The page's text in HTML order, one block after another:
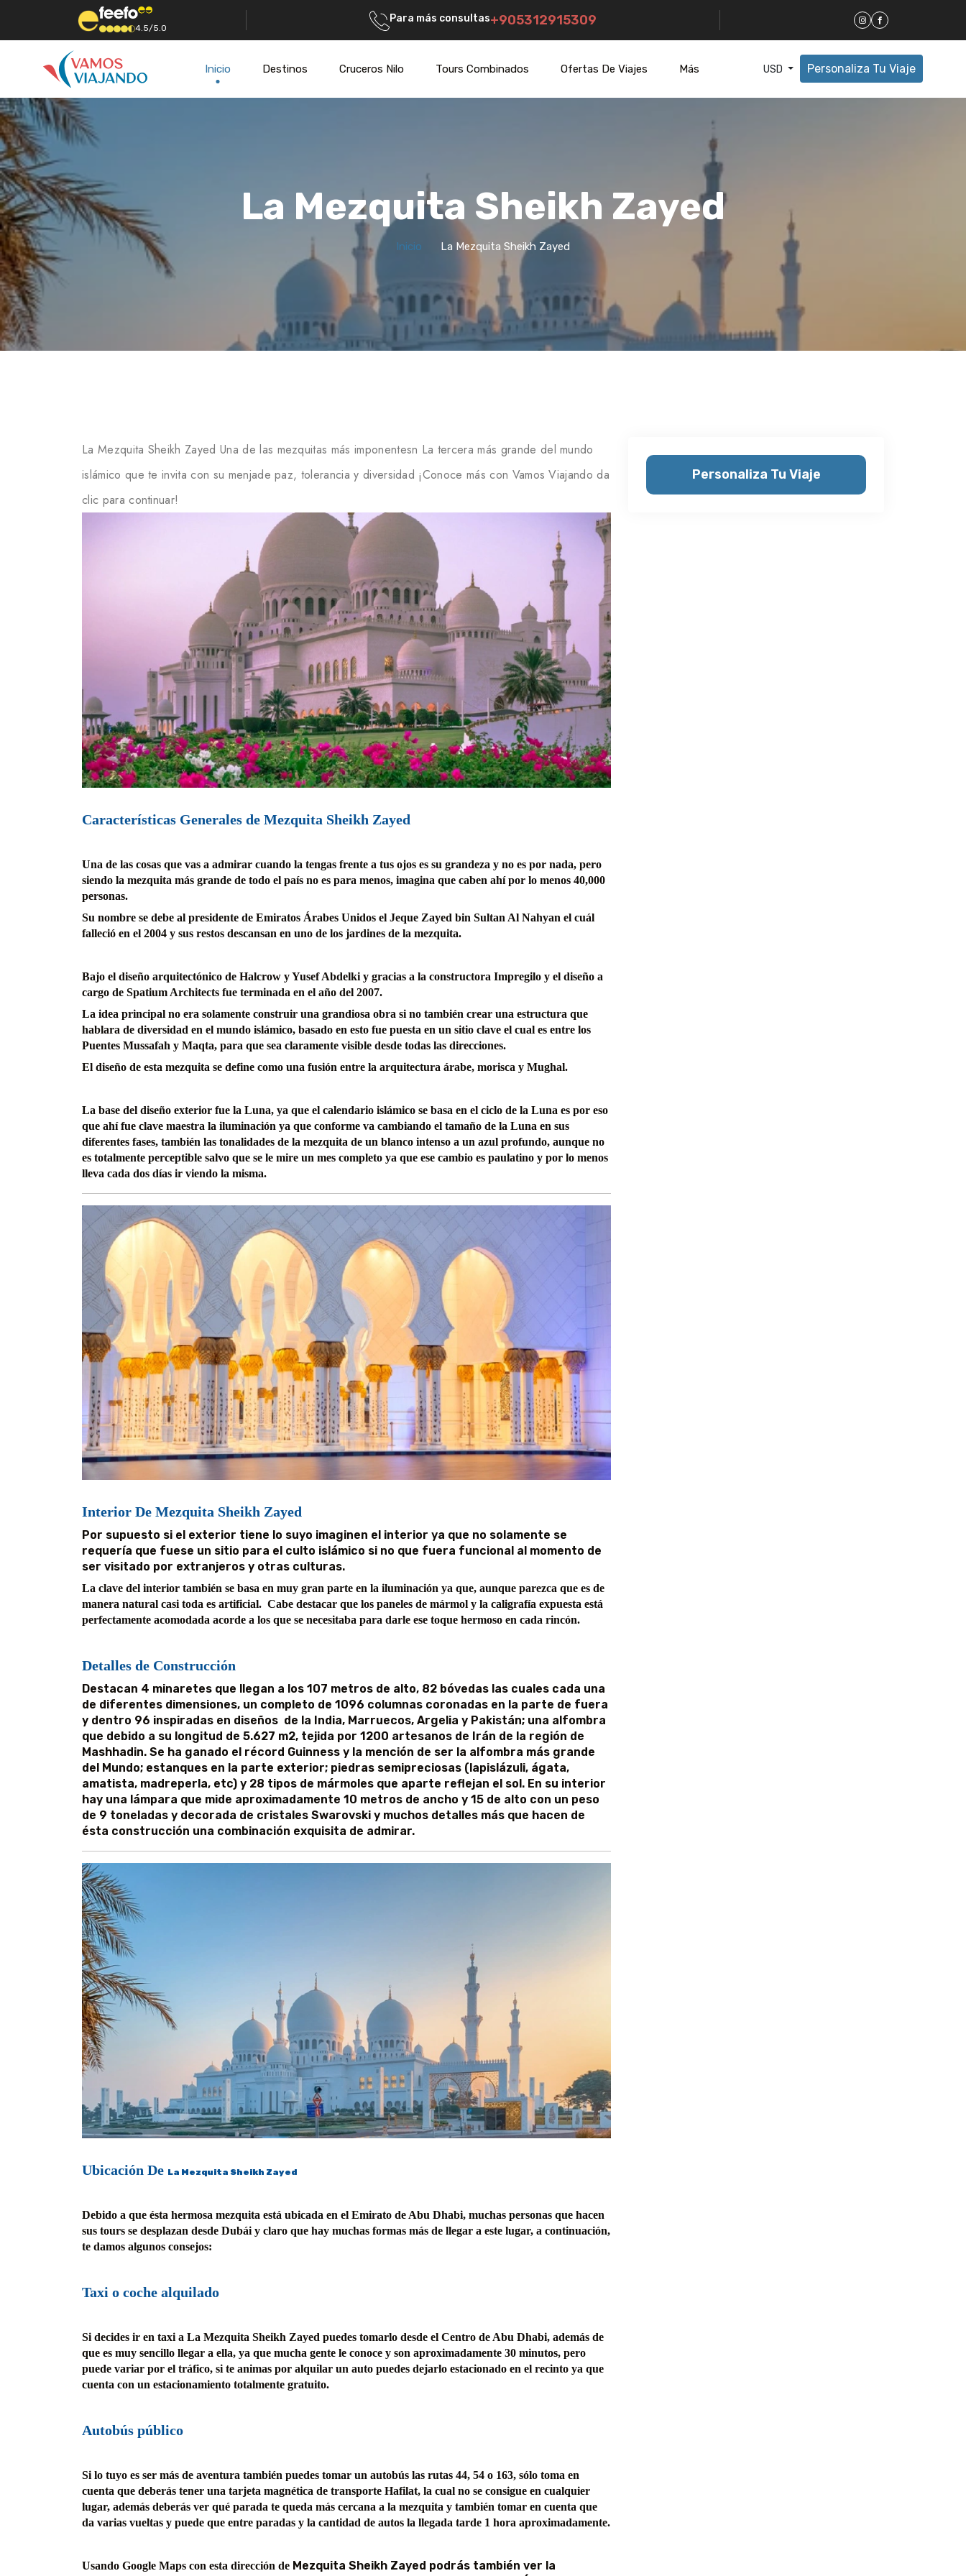
4.5/5.0
Para más consultas+905312915309
Inicio Destinos Cruceros Nilo Tours Combinados Ofertas De Viajes Más USD Personaliza Tu Viaje
La Mezquita Sheikh Zayed
Inicio La Mezquita Sheikh Zayed
La Mezquita Sheikh Zayed Una de las mezquitas más imponentesn La tercera más grande del mundo
islámico que te invita con su menjade paz, tolerancia y diversidad ¡Conoce más con Vamos Viajando da
clic para continuar!
Características Generales de Mezquita Sheikh Zayed
Una de las cosas que vas a admirar cuando la tengas frente a tus ojos es su grandeza y no es por nada, pero
siendo la mezquita más grande de todo el país no es para menos, imagina que caben ahí por lo menos 40,000
personas.
Su nombre se debe al presidente de Emiratos Árabes Unidos el Jeque Zayed bin Sultan Al Nahyan el cuál
falleció en el 2004 y sus restos descansan en uno de los jardines de la mezquita.
Bajo el diseño arquitectónico de Halcrow y Yusef Abdelki y gracias a la constructora Impregilo y el diseño a
cargo de Spatium Architects fue terminada en el año del 2007.
La idea principal no era solamente construir una grandiosa obra si no también crear una estructura que
hablara de diversidad en el mundo islámico, basado en esto fue puesta en un sitio clave el cual es entre los
Puentes Mussafah y Maqta, para que sea claramente visible desde todas las direcciones.
El diseño de esta mezquita se define como una fusión entre la arquitectura árabe, morisca y Mughal.
La base del diseño exterior fue la Luna, ya que el calendario islámico se basa en el ciclo de la Luna es por eso
que ahí fue clave maestra la iluminación ya que conforme va cambiando el tamaño de la Luna en sus
diferentes fases, también las tonalidades de la mezquita de un blanco intenso a un azul profundo, aunque no
es totalmente perceptible salvo que se le mire un mes completo ya que ese cambio es paulatino y por lo menos
lleva cada dos días ir viendo la misma.
Interior De Mezquita Sheikh Zayed
Por supuesto si el exterior tiene lo suyo imaginen el interior ya que no solamente se
requería que fuese un sitio para el culto islámico si no que fuera funcional al momento de
ser visitado por extranjeros y otras culturas.
La clave del interior también se basa en muy gran parte en la iluminación ya que, aunque parezca que es de
manera natural casi toda es artificial. Cabe destacar que los paneles de mármol y la caligrafía expuesta está
perfectamente acomodada acorde a los que se necesitaba para darle ese toque hermoso en cada rincón.
Detalles de Construcción
Destacan 4 minaretes que llegan a los 107 metros de alto, 82 bóvedas las cuales cada una
de diferentes dimensiones, un completo de 1096 columnas coronadas en la parte de fuera
y dentro 96 inspiradas en diseños de la India, Marruecos, Argelia y Pakistán; una alfombra
que debido a su longitud de 5.627 m2, tejida por 1200 artesanos de Irán de la región de
Mashhadin. Se ha ganado el récord Guinness y la mención de ser la alfombra más grande
del Mundo; estanques en la parte exterior; piedras semipreciosas (lapislázuli, ágata,
amatista, madreperla, etc) y 28 tipos de mármoles que aparte reflejan el sol. En su interior
hay una lámpara que mide aproximadamente 10 metros de ancho y 15 de alto con un peso
de 9 toneladas y decorada de cristales Swarovski y muchos detalles más que hacen de
ésta construcción una combinación exquisita de admirar.
Ubicación De La Mezquita Sheikh Zayed
Debido a que ésta hermosa mezquita está ubicada en el Emirato de Abu Dhabi, muchas personas que hacen
sus tours se desplazan desde Dubái y claro que hay muchas formas más de llegar a este lugar, a continuación,
te damos algunos consejos:
Taxi o coche alquilado
Si decides ir en taxi a La Mezquita Sheikh Zayed puedes tomarlo desde el Centro de Abu Dhabi, además de
que es muy sencillo llegar a ella, ya que mucha gente le conoce y son aproximadamente 30 minutos, pero
puede variar por el tráfico, si te animas por alquilar un auto puedes dejarlo estacionado en el recinto ya que
cuenta con un estacionamiento totalmente gratuito.
Autobús público
Si lo tuyo es ser más de aventura también puedes tomar un autobús las rutas 44, 54 o 163, sólo toma en
cuenta que deberás tener una tarjeta magnética de transporte Hafilat, la cual no se consigue en cualquier
lugar, además deberás ver qué parada te queda más cercana a la mezquita y también tomar en cuenta que
da varias vueltas y puede que entre paradas y la cantidad de autos la llegada tarde 1 hora aproximadamente.
Usando Google Maps con esta dirección de Mezquita Sheikh Zayed podrás también ver la
Personaliza Tu Viaje